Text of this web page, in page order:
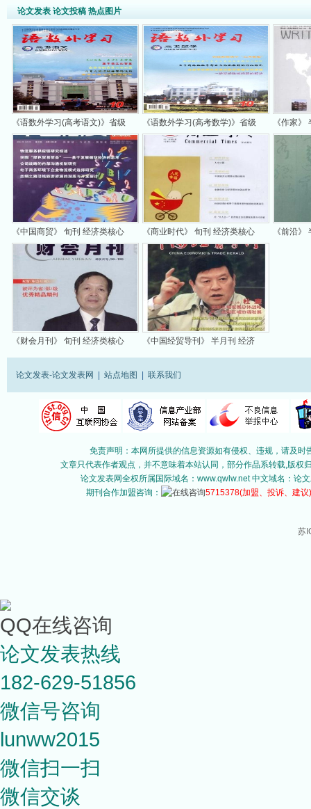
论文发表 论文投稿 热点图片
《语数外学习(高考语文)》省级
纯教育类...
《语数外学习(高考数学)》省级
纯教育类...
《作家
《中国商贸》 旬刊 经济类核心
期刊
《商业时代》 旬刊 经济类核心
期刊
《前沿
《财会月刊》 旬刊 经济类核心
期刊
《中国经贸导刊》 半月刊 经济
核心期刊
论文发表-论文发表网
站点地图 联系我们
免责声明：本网所提供的信息资源如有侵权、违规，请及时
文章只代表作者观点，并不意味着本站认同，部分作品系转载,版
论文发表网全权所属国际域名：www.qwlw.net 中文域名：论
期刊合作加盟咨询：
5715378(加盟、投诉、建议)
苏
QQ在线咨询
论文发表热线
182-629-51856
微信号咨询
lunww2015
微信扫一扫
微信交谈